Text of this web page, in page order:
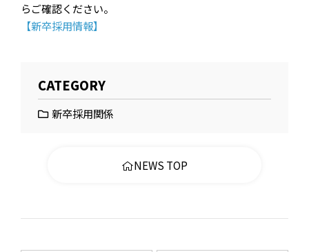
らご確認ください。
【新卒採用情報】
CATEGORY
新卒採用関係
NEWS TOP